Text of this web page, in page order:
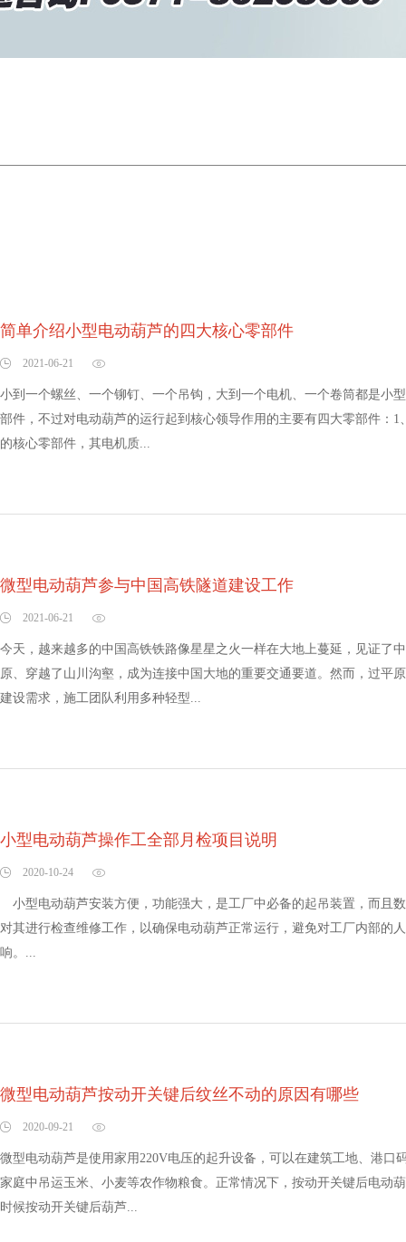
简单介绍小型电动葫芦的四大核心零部件
2021-06-21
小到一个螺丝、一个铆钉、一个吊钩，大到一个电机、一个卷筒都是小
部件，不过对电动葫芦的运行起到核心领导作用的主要有四大零部件：
的核心零部件，其电机质...
微型电动葫芦参与中国高铁隧道建设工作
2021-06-21
今天，越来越多的中国高铁铁路像星星之火一样在大地上蔓延，见证了
原、穿越了山川沟壑，成为连接中国大地的重要交通要道。然而，过平
建设需求，施工团队利用多种轻型...
小型电动葫芦操作工全部月检项目说明
2020-10-24
小型电动葫芦安装方便，功能强大，是工厂中必备的起吊装置，而且
对其进行检查维修工作，以确保电动葫芦正常运行，避免对工厂内部的
响。...
微型电动葫芦按动开关键后纹丝不动的原因有哪些
2020-09-21
微型电动葫芦是使用家用220V电压的起升设备，可以在建筑工地、港口
家庭中吊运玉米、小麦等农作物粮食。正常情况下，按动开关键后电动
时候按动开关键后葫芦...